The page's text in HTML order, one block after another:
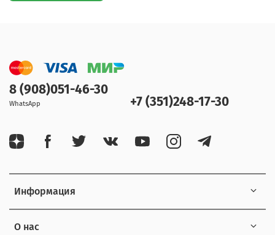
Информация
О нас
8 (908)051-46-30
WhatsApp +7 (351)248-17-30